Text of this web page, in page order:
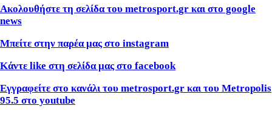
Ακολουθήστε τη σελίδα του metrosport.gr και στο google
news
Μπείτε στην παρέα μας στο instagram
Κάντε like στη σελίδα μας στο facebook
Εγγραφείτε στο κανάλι του metrosport.gr και του Metropolis
95.5 στο youtube